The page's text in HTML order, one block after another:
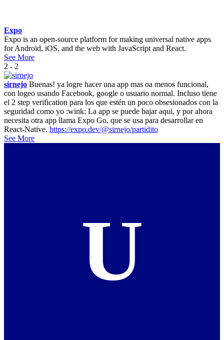
Expo
Expo is an open-source platform for making universal native apps
for Android, iOS, and the web with JavaScript and React.
See More
2 - 2
sirnejo Buenas! ya logre hacer una app mas oa menos funcional,
con logeo usando Facebook, google o usuario normal. Incluso tiene
el 2 step verification para los que estén un poco obsesionados con la
seguridad como yo :wink: La app se puede bajar aqui, y por ahora
necesita otra app llama Expo Go, que se usa para desarrollar en
React-Native. https://expo.dev/@sirnejo/partidito
See More
U